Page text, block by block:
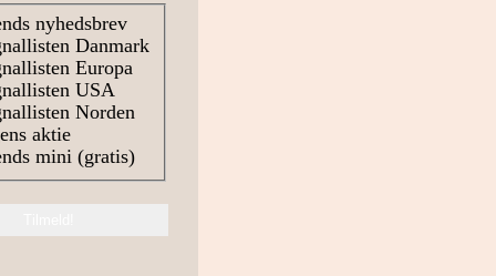
nyhedsbrev
Danmark
Europa
USA
Norden
aktie
mini (gratis)